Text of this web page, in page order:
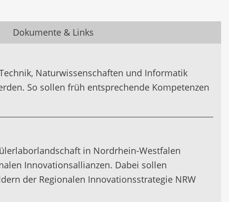
Dokumente & Links
Naturwissenschaften und Informatik
So sollen früh entsprechende Kompetenzen
in Nordrhein-Westfalen
Innovationsallianzen. Dabei sollen
der Regionalen Innovationsstrategie NRW